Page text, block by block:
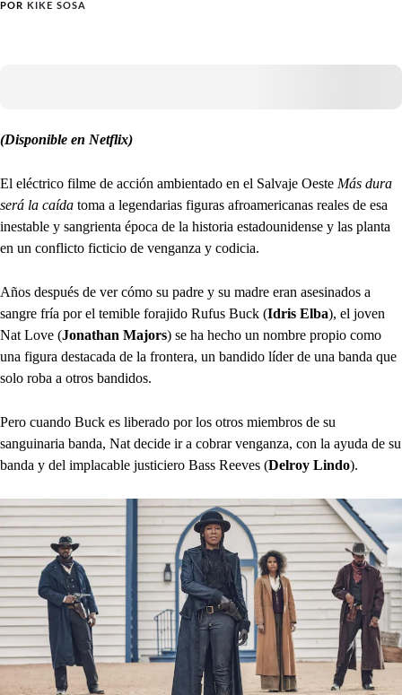
POR KIKE SOSA
(Disponible en Netflix)
El eléctrico filme de acción ambientado en el Salvaje Oeste Más dura
será la caída toma a legendarias figuras afroamericanas reales de esa
inestable y sangrienta época de la historia estadounidense y las planta
en un conflicto ficticio de venganza y codicia.
Años después de ver cómo su padre y su madre eran asesinados a
sangre fría por el temible forajido Rufus Buck (Idris Elba), el joven
Nat Love (Jonathan Majors) se ha hecho un nombre propio como
una figura destacada de la frontera, un bandido líder de una banda que
solo roba a otros bandidos.
Pero cuando Buck es liberado por los otros miembros de su
sanguinaria banda, Nat decide ir a cobrar venganza, con la ayuda de su
banda y del implacable justiciero Bass Reeves (Delroy Lindo).